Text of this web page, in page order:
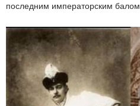
последним императорским балом.